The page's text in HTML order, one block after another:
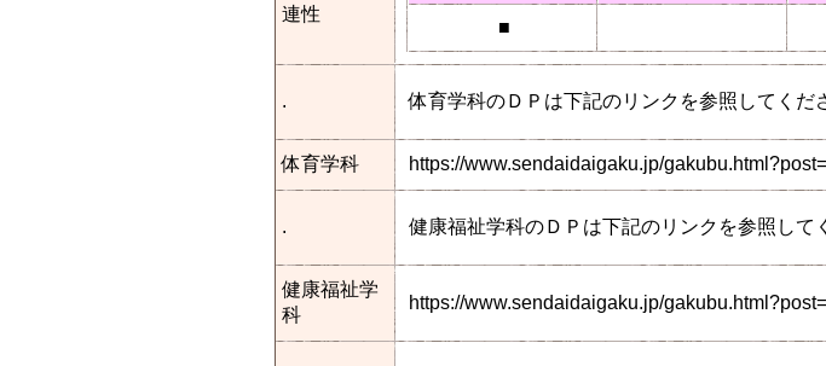
連性
■
. 体育学科のＤＰは下記のリンクを参照してくだ
体育学科 https://www.sendaidaigaku.jp/
. 健康福祉学科のＤＰは下記のリンクを参照して
健康福祉学
科
https://www.sendaidaigaku.jp/